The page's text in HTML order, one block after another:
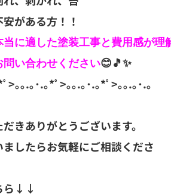
がある方！！
に適した塗装工事と費用感が理
問い合わせください😊🎵✨
>｡｡.｡･.｡*ﾟ>｡｡.｡･.｡*ﾟ>｡｡.｡･.｡
きありがとうございます。
したらお気軽にご相談くださ
ら↓↓